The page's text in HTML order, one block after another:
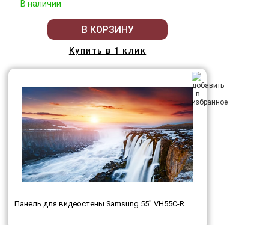
В наличии
В КОРЗИНУ
Купить в 1 клик
Панель для видеостены Samsung 55" VH55C-R